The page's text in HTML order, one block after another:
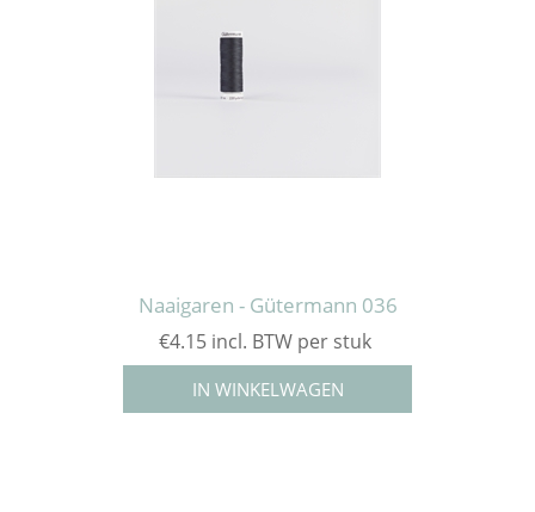
Naaigaren - Gütermann 036
€4.15 incl. BTW per stuk